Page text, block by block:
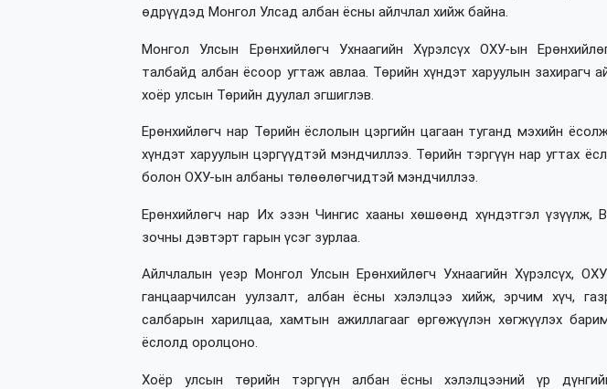
өдрүүдэд Монгол Улсад албан ёсны айлчлал хийж байна.
Монгол Улсын Ерөнхийлөгч Ухнаагийн Хүрэлсүх ОХУ-ын
талбайд албан ёсоор угтаж авлаа. Төрийн хүндэт харуулын захирагч
хоёр улсын Төрийн дуулал эгшиглэв.
Ерөнхийлөгч нар Төрийн ёслолын цэргийн цагаан туганд мэхийн
хүндэт харуулын цэргүүдтэй мэндчиллээ. Төрийн тэргүүн нар угтах
болон ОХУ-ын албаны төлөөлөгчидтэй мэндчиллээ.
Ерөнхийлөгч нар Их эзэн Чингис хааны хөшөөнд хүндэтгэл үзүүлж,
зочны дэвтэрт гарын үсэг зурлаа.
Айлчлалын үеэр Монгол Улсын Ерөнхийлөгч Ухнаагийн Хүрэлсүх,
ганцаарчилсан уулзалт, албан ёсны хэлэлцээ хийж, эрчим хүч,
салбарын харилцаа, хамтын ажиллагааг өргөжүүлэн хөгжүүлэх
ёслолд оролцоно.
Хоёр улсын төрийн тэргүүн албан ёсны хэлэлцээний үр